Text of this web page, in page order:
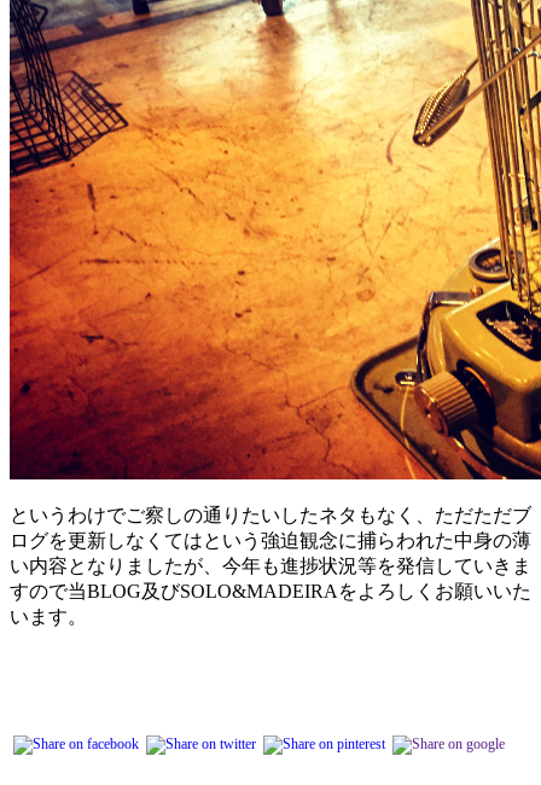
というわけでご察しの通りたいしたネタもなく、ただただブ
ログを更新しなくてはという強迫観念に捕らわれた中身の薄
い内容となりましたが、今年も進捗状況等を発信していきま
すので当BLOG及びSOLO&MADEIRAをよろしくお願いいた
います。